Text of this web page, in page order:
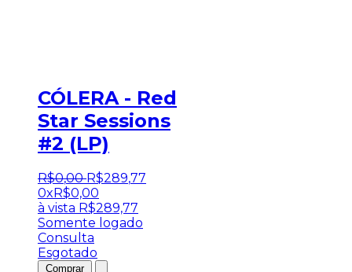
CÓLERA - Red
Star Sessions
#2 (LP)
R$0,00 R$289,77
0x R$0,00
à vista R$289,77
Somente logado
Consulta
Esgotado
Comprar